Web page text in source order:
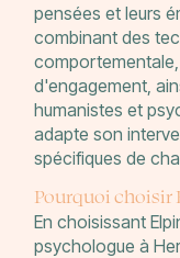
pensées et leurs
combinant des
d'engagement,
humanistes et
adapte son
spécifiques de
Pourquoi choisir
En choisissant
psychologue à